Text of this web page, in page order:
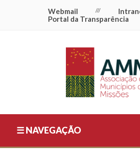
Webmail ///
Portal da Transparência
☰ NAVEGAÇÃO